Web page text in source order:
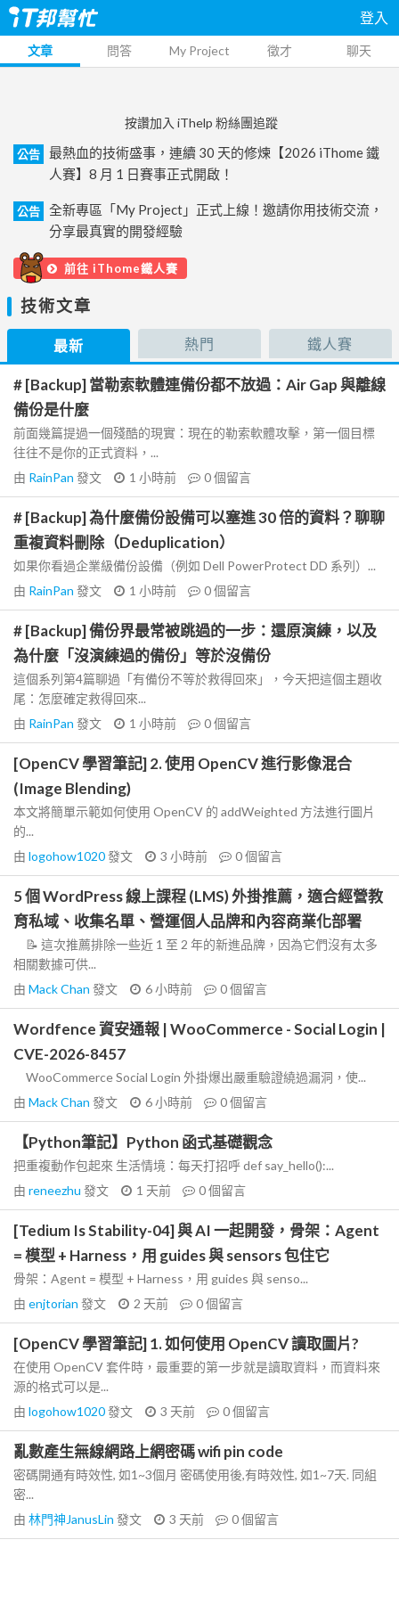
登入
文章 問答 My Project 徵才 聊天
按讚加入 iThelp 粉絲團追蹤
公告
最熱血的技術盛事，連續 30 天的修煉【2026 iThome 鐵
人賽】8 月 1 日賽事正式開啟！
公告
全新專區「My Project」正式上線！邀請你用技術交流，
分享最真實的開發經驗
前往 iThome鐵人賽
技術文章
最新 熱門 鐵人賽
# [Backup] 當勒索軟體連備份都不放過：Air Gap 與離線
備份是什麼
前面幾篇提過一個殘酷的現實：現在的勒索軟體攻擊，第一個目標
往往不是你的正式資料，...
由 RainPan 發文 1 小時前 0個留言
# [Backup] 為什麼備份設備可以塞進 30 倍的資料？聊聊
重複資料刪除（Deduplication）
如果你看過企業級備份設備（例如 Dell PowerProtect DD 系列）...
由 RainPan 發文 1 小時前 0個留言
# [Backup] 備份界最常被跳過的一步：還原演練，以及
為什麼「沒演練過的備份」等於沒備份
這個系列第4篇聊過「有備份不等於救得回來」，今天把這個主題收
尾：怎麼確定救得回來...
由 RainPan 發文 1 小時前 0個留言
[OpenCV 學習筆記] 2. 使用 OpenCV 進行影像混合
(Image Blending)
本文將簡單示範如何使用 OpenCV 的 addWeighted 方法進行圖片
的...
由 logohow1020發文 3 小時前 0個留言
5 個 WordPress 線上課程 (LMS) 外掛推薦，適合經營教
育私域、收集名單、營運個人品牌和內容商業化部署
📝 這次推薦排除一些近 1 至 2 年的新進品牌，因為它們沒有太多
相關數據可供...
由 Mack Chan 發文 6 小時前 0個留言
Wordfence 資安通報 | WooCommerce - Social Login |
CVE-2026-8457
WooCommerce Social Login 外掛爆出嚴重驗證繞過漏洞，使...
由 Mack Chan 發文 6 小時前 0個留言
【Python筆記】Python 函式基礎觀念
把重複動作包起來 生活情境：每天打招呼 def say_hello():...
由 reneezhu 發文 1 天前 0個留言
[Tedium Is Stability-04] 與 AI 一起開發，骨架：Agent
= 模型 + Harness，用 guides 與 sensors 包住它
骨架：Agent = 模型 + Harness，用 guides 與 senso...
由 enjtorian 發文 2 天前 0個留言
[OpenCV 學習筆記] 1. 如何使用 OpenCV 讀取圖片?
在使用 OpenCV 套件時，最重要的第一步就是讀取資料，而資料來
源的格式可以是...
由 logohow1020發文 3 天前 0個留言
亂數產生無線網路上網密碼 wifi pin code
密碼開通有時效性, 如1~3個月 密碼使用後,有時效性, 如1~7天. 同組
密...
由 林門神JanusLin 發文 3 天前 0個留言